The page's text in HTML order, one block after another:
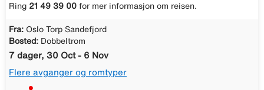
Ring 21 49 39 00 for mer informasjon om reisen.
Fra: Oslo Torp Sandefjord
Bosted: Dobbeltrom
7 dager, 30 Oct - 6 Nov
Flere avganger og romtyper